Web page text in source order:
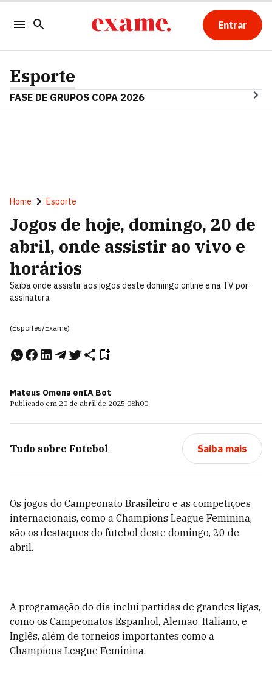
Entrar
Esporte
FASE DE GRUPOS COPA 2026
Home Esporte
Jogos de hoje, domingo, 20 de
abril, onde assistir ao vivo e
horários
Saiba onde assistir aos jogos deste domingo online e na TV por
assinatura
(Esportes/Exame)
Mateus Omena enIA Bot
Publicado em 20 de abril de 2025 08h00.
Tudo sobre Futebol Saiba mais
Os jogos do Campeonato Brasileiro e as competições
internacionais, como a Champions League Feminina,
são os destaques do futebol deste domingo, 20 de
abril.
A programação do dia inclui partidas de grandes ligas,
como os Campeonatos Espanhol, Alemão, Italiano, e
Inglês, além de torneios importantes como a
Champions League Feminina.